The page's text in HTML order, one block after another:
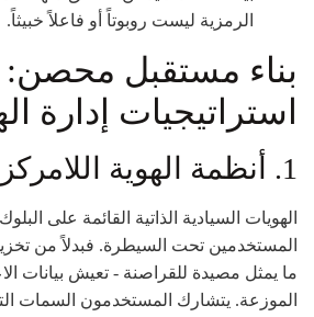
الرمزية ليست روبوتاً أو فاعلاً خبيثاً.
بناء مستقبل محصن:
استراتيجيات إدارة
1. أنظمة الهوية اللامركزية
المستخدمين تحت السيطرة. فبدلاً من
ما يمثل مصيدة للقراصنة - تعيش بيانات
الموزعة. يتشارك المستخدمون السمات